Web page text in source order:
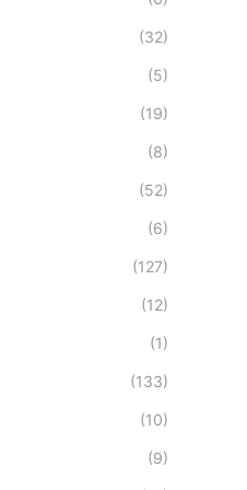
(32)
(5)
(19)
(8)
(52)
(6)
(127)
(12)
(1)
(133)
(10)
(9)